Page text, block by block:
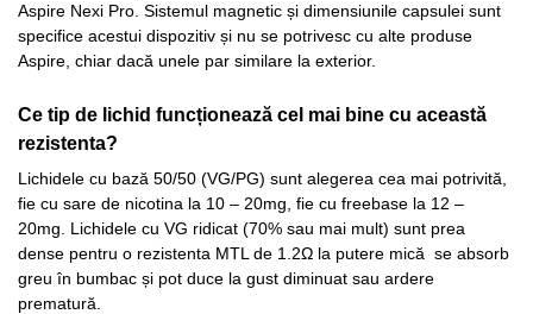
Aspire Nexi Pro. Sistemul magnetic și dimensiunile capsulei sunt
specifice acestui dispozitiv și nu se potrivesc cu alte produse
Aspire, chiar dacă unele par similare la exterior.
Ce tip de lichid funcționează cel mai bine cu această
rezistenta?
Lichidele cu bază 50/50 (VG/PG) sunt alegerea cea mai potrivită,
fie cu sare de nicotina la 10 – 20mg, fie cu freebase la 12 –
20mg. Lichidele cu VG ridicat (70% sau mai mult) sunt prea
dense pentru o rezistenta MTL de 1.2Ω la putere mică se absorb
greu în bumbac și pot duce la gust diminuat sau ardere
prematură.